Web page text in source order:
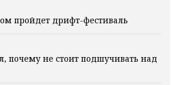
пройдет дрифт-фестиваль
почему не стоит подшучивать над